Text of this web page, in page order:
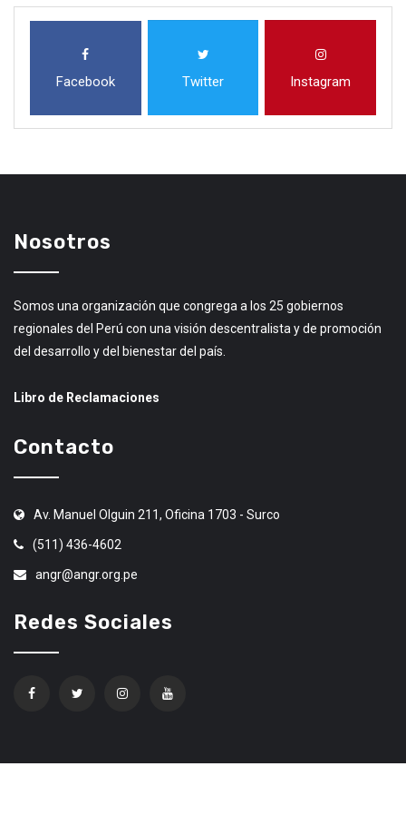
Facebook Twitter Instagram
Nosotros
Somos una organización que congrega a los 25 gobiernos
regionales del Perú con una visión descentralista y de promoción
del desarrollo y del bienestar del país.
Libro de Reclamaciones
Contacto
Av. Manuel Olguin 211, Oficina 1703 - Surco
(511) 436-4602
angr@angr.org.pe
Redes Sociales